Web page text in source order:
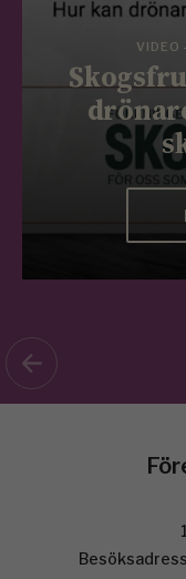
VIDEO